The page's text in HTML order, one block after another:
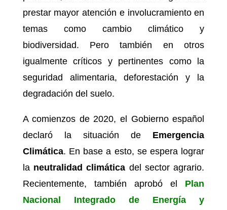
prestar mayor atención e involucramiento en
temas como cambio climático y
biodiversidad. Pero también en otros
igualmente críticos y pertinentes como la
seguridad alimentaria, deforestación y la
degradación del suelo.
A comienzos de 2020, el Gobierno español
declaró la situación de Emergencia
Climática. En base a esto, se espera lograr
la neutralidad climática del sector agrario.
Recientemente, también aprobó el Plan
Nacional Integrado de Energía y